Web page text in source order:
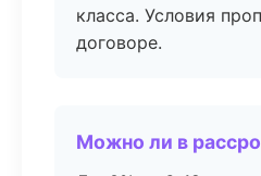
класса. Условия
договоре.
Можно ли в